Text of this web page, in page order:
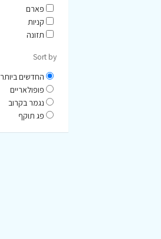
פארם
קניות
תזונה
Sort by
החדשים ביותר
פופולאריים
נגמר בקרוב
פג תוקף